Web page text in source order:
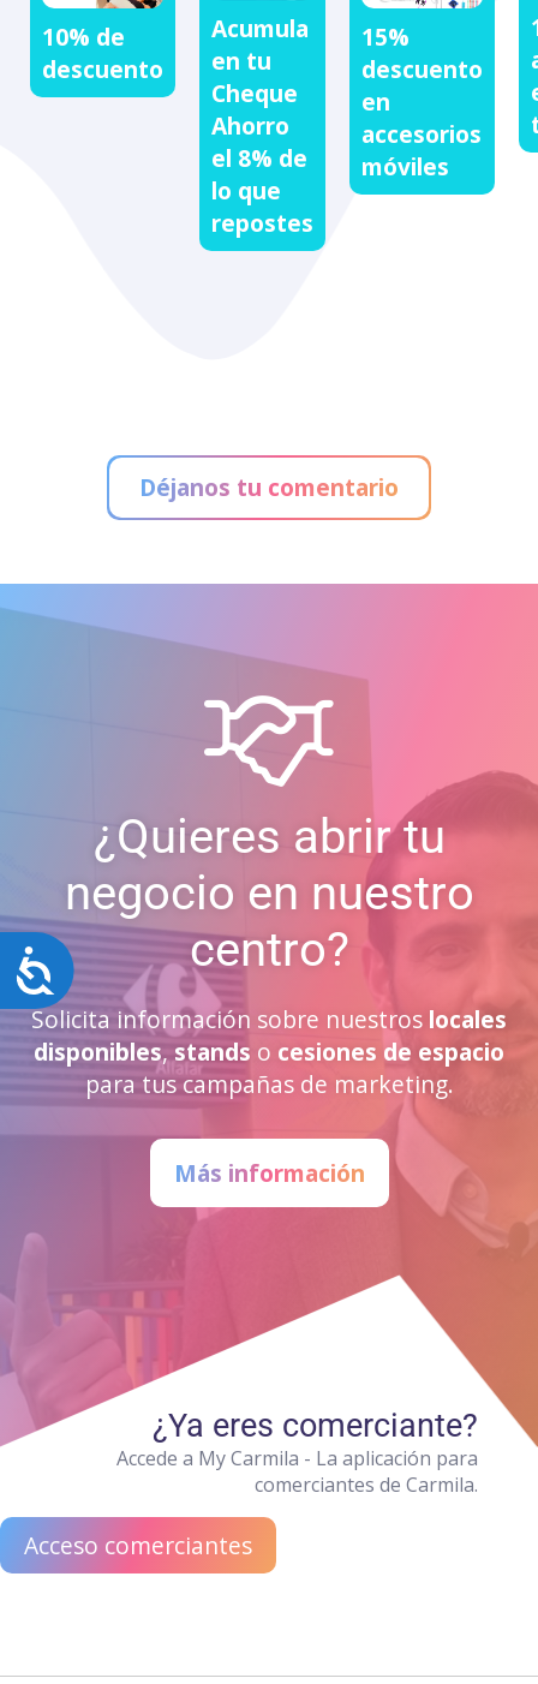
Accesibilidad
10% de
descuento
Acumula
en tu
Cheque
Ahorro
el 8% de
lo que
repostes
15%
descuento
en
accesorios
móviles
Déjanos tu comentario
¿Quieres abrir tu
negocio en nuestro
centro?
Solicita información sobre nuestros locales
disponibles, stands o cesiones de espacio
para tus campañas de marketing.
Más información
¿Ya eres comerciante?
Accede a My Carmila - La aplicación para
comerciantes de Carmila.
Acceso comerciantes